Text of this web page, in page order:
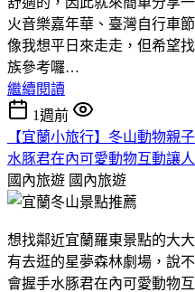
火音樂嘉年華、臺灣自行車
像我想平日來走走，但希望
族參考囉…
繼續閱讀
1週前
【宜蘭小旅行】冬山動物親
水豚君在內可愛動物互動讓
國內旅遊 國內旅遊
想找鄰近宜蘭羅東景點的大
有去逛的星夢森林劇場，說
會握手水豚君在內可愛動物